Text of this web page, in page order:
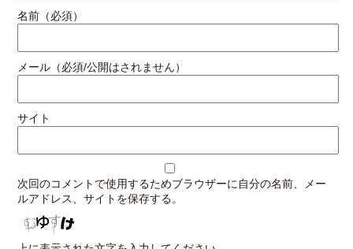
名前（必須）
メール（必須/公開はされません）
サイト
次回のコメントで使用するためブラウザーに自分の名前、メー
ルアドレス、サイトを保存する。